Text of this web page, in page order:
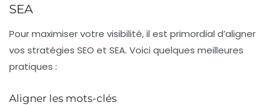
SEA
Pour maximiser votre visibilité, il est primordial d’aligner
vos stratégies SEO et SEA. Voici quelques meilleures
pratiques :
Aligner les mots-clés